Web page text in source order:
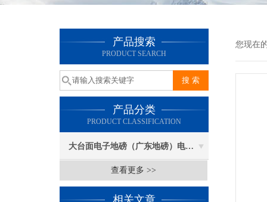
产品搜索
PRODUCT SEARCH
产品分类
PRODUCT CLASSIFICATION
大台面电子地磅（广东地磅）电子汽车衡
查看更多 >>
相关文章
您现在